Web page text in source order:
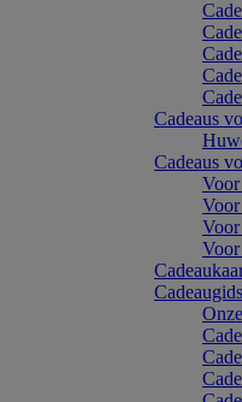
Cadeaus
Cadeaus
Cadeaugids